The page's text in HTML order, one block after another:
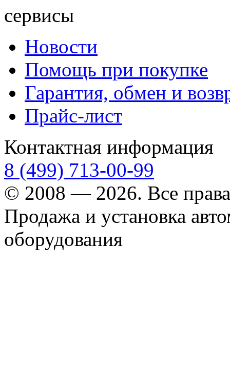
сервисы
Новости
Помощь при покупке
Гарантия, обмен и
Прайс-лист
Контактная информация
8 (499) 713-00-99
© 2008 — 2026. Все
Продажа и установка
оборудования